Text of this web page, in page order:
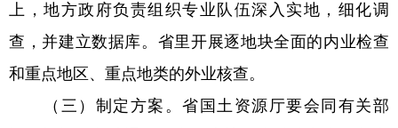
上，地方政府负责组织专业队伍深入实地，细化调
查，并建立数据库。省里开展逐地块全面的内业检查
和重点地区、重点地类的外业核查。
（三）制定方案。省国土资源厅要会同有关部